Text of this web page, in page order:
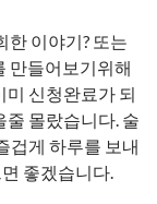
한 이야기? 또는
만들어보기위해
미 신청완료가 되
몰랐습니다. 술
겁게 하루를 보내
좋겠습니다.